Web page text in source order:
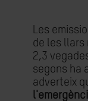
Les
de les llars
2,3
segons ha
adverteix